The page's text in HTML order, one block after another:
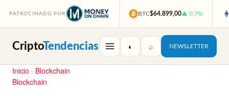
PATROCINADO POR BTC$64.899,00▲ 0,7%
CriptoTendencias ◐ ⌕ NEWSLETTER
Inicio · Blockchain
Blockchain